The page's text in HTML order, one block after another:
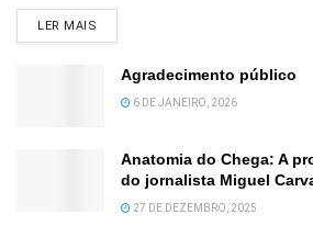
LER MAIS
Agradecimento público
6 DE JANEIRO, 2026
Anatomia do Chega: A
do jornalista Miguel
27 DE DEZEMBRO, 2025